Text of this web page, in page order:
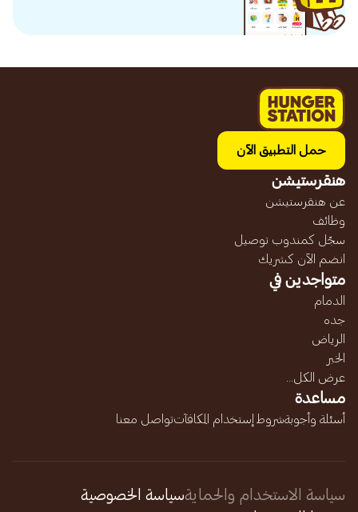
حمل التطبيق الآن
هنقرستيشن
عن هنقرستيشن
وظائف
سجّل كمندوب توصيل
انضم الآن كشريك
متواجدين في
الدمام
جده
الرياض
الخبر
عرض الكل...
مساعدة
أسئلة وأجوبةشروط إستخدام المكافآتتواصل معنا
سياسة الاستخدام والحمايةسياسة الخصوصية